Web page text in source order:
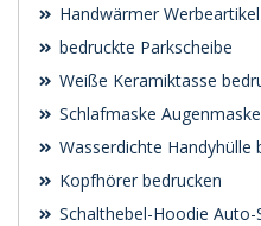
Handwärmer Werbeartikel
bedruckte Parkscheibe
Weiße Keramiktasse
Schlafmaske
Wasserdichte Handyhülle
Kopfhörer bedrucken
Schalthebel-Hoodie